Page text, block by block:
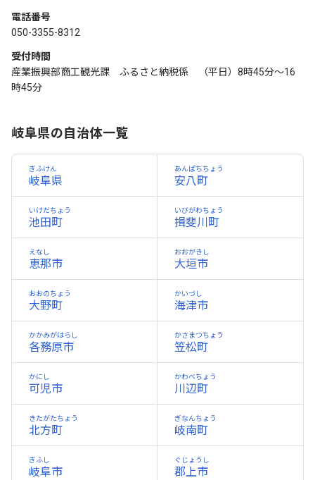
電話番号
050-3355-8312
受付時間
産業振興部商工観光課 ふるさと納税係 （平日）8時45分～16
時45分
岐阜県の自治体一覧
岐阜県
ぎふけん
安八町
あんぱちちょう
池田町
いけだちょう
揖斐川町
いびがわちょう
恵那市
えなし
大垣市
おおがきし
大野町
おおのちょう
海津市
かいづし
各務原市
かかみがはらし
笠松町
かさまつちょう
可児市
かにし
川辺町
かわべちょう
北方町
きたがたちょう
岐南町
ぎなんちょう
岐阜市
ぎふし
郡上市
ぐじょうし